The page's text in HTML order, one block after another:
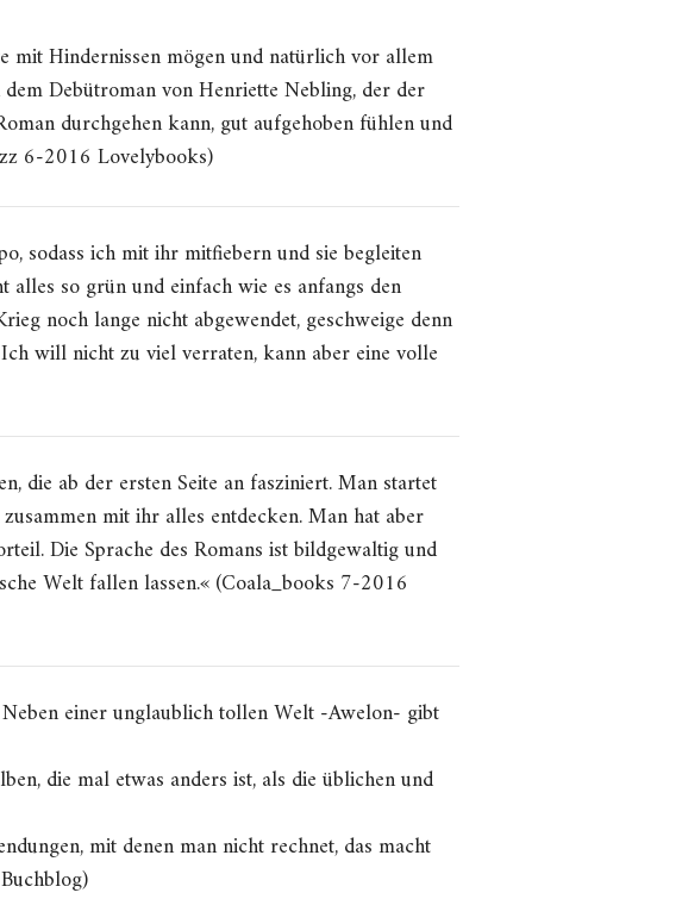
mit Hindernissen mögen und natürlich vor allem
Debütroman von Henriette Nebling, der der
durchgehen kann, gut aufgehoben fühlen und
6-2016 Lovelybooks)
sodass ich mit ihr mitfiebern und sie begleiten
so grün und einfach wie es anfangs den
noch lange nicht abgewendet, geschweige denn
will nicht zu viel verraten, kann aber eine volle
die ab der ersten Seite an fasziniert. Man startet
mit ihr alles entdecken. Man hat aber
Die Sprache des Romans ist bildgewaltig und
Welt fallen lassen.« (Coala_books 7-2016
einer unglaublich tollen Welt -Awelon- gibt
die mal etwas anders ist, als die üblichen und
mit denen man nicht rechnet, das macht